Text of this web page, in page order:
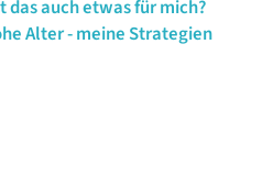
das auch etwas für mich?
Alter - meine Strategien